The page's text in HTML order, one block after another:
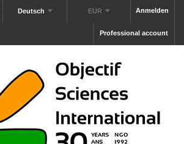
Anmelden
EUR
Deutsch
Professional account